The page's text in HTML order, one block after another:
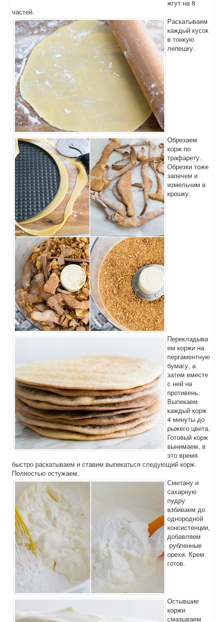
жгут на 8
частей.
Раскатываем
каждый кусок
в тонкую
лепешку.
Обрезаем
корж по
трафарету.
Обрезки тоже
запечем и
измельчим в
крошку.
Перекладыва
ем коржи на
пергаментную
бумагу, а
затем вместе
с ней на
противень.
Выпекаем
каждый корж
4 минуты до
рыжего цвета.
Готовый корж
вынимаем, в
это время
быстро раскатываем и ставим выпекаться следующий корж.
Полностью остужаем.
Сметану и
сахарную
пудру
взбиваем до
однородной
консистенции,
добавляем
рубленные
орехи. Крем
готов.
Остывшие
коржи
смазываем